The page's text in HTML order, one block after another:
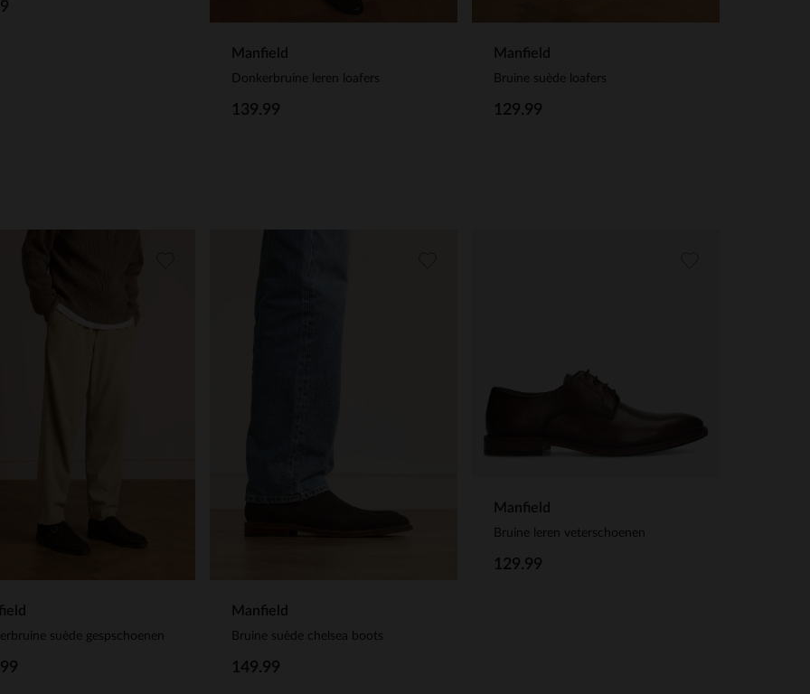
Manfield
Donkerbruine leren loafers
139.99
Manfield
Bruine suède loafers
129.99
suède gespschoenen
Manfield
Bruine suède chelsea boots
149.99
Manfield
Bruine leren veterschoenen
129.99